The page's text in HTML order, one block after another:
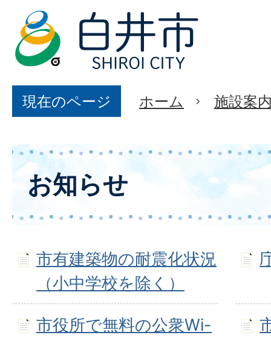
現在のページ ホーム 施設案
お知らせ
市有建築物の耐震化状況
（小中学校を除く）
市役所で無料の公衆Wi-